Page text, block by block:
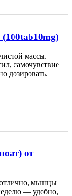
массы,
самочувствие
дозировать.
от
отлично, мышцы
— удобно,